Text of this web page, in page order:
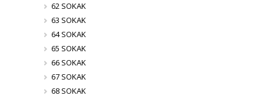
62 SOKAK
63 SOKAK
64 SOKAK
65 SOKAK
66 SOKAK
67 SOKAK
68 SOKAK